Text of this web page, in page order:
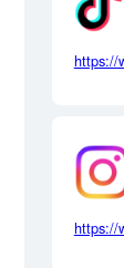
https://
https://